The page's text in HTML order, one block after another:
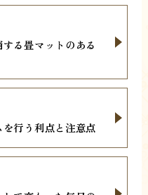
る畳マットのある
行う利点と注意点